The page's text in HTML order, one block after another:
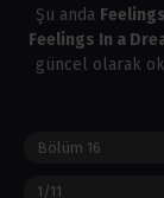
Şu anda
Feelings In a
güncel olarak